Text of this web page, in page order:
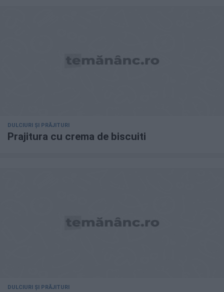
DULCIURI ȘI PRĂJITURI
Prajitura cu crema de biscuiti
DULCIURI ȘI PRĂJITURI